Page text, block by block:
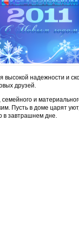
надежности и
друзей.
и
Пусть в доме царят
в завтрашнем дне.